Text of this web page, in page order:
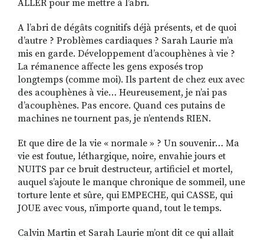
ALLER pour me mettre à l’abri.
A l’abri de dégâts cognitifs déjà présents, et de quoi
d’autre ? Problèmes cardiaques ? Sarah Laurie m’a
mis en garde. Développement d’acouphènes à vie ?
La rémanence affecte les gens exposés trop
longtemps (comme moi). Ils partent de chez eux avec
des acouphènes à vie… Heureusement, je n’ai pas
d’acouphènes. Pas encore. Quand ces putains de
machines ne tournent pas, je n’entends RIEN.
Et que dire de la vie « normale » ? Un souvenir… Ma
vie est foutue, léthargique, noire, envahie jours et
NUITS par ce bruit destructeur, artificiel et mortel,
auquel s’ajoute le manque chronique de sommeil, une
torture lente et sûre, qui EMPECHE, qui CASSE, qui
JOUE avec vous, n’importe quand, tout le temps.
Calvin Martin et Sarah Laurie m’ont dit ce qui allait